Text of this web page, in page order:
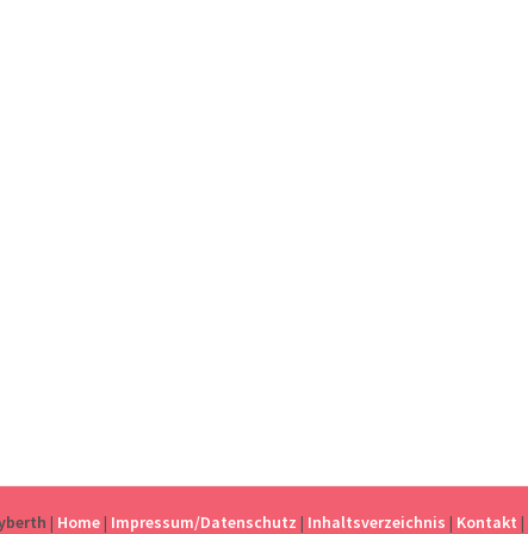
| Home| Impressum/Datenschutz | Inhaltsverzeichnis | Kontakt |